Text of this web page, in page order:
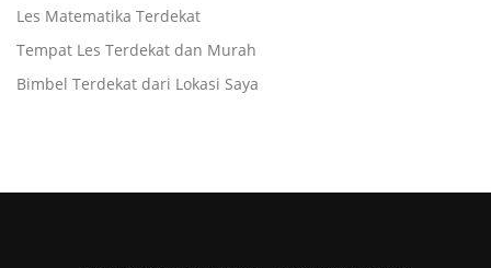
Les Matematika Terdekat
Tempat Les Terdekat dan Murah
Bimbel Terdekat dari Lokasi Saya